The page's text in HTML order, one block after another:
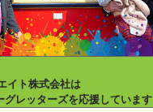
イト株式会社は
グレッターズを応援しています